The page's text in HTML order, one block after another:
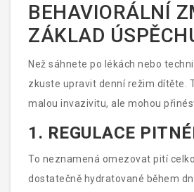
BEHAVIORÁLNÍ
ZÁKLAD
Než sáhnete po lékách nebo
zkuste upravit denní režim dítěte.
malou invazivitu, ale mohou
1. REGULACE
To neznamená omezovat pití
dostatečně hydratované během